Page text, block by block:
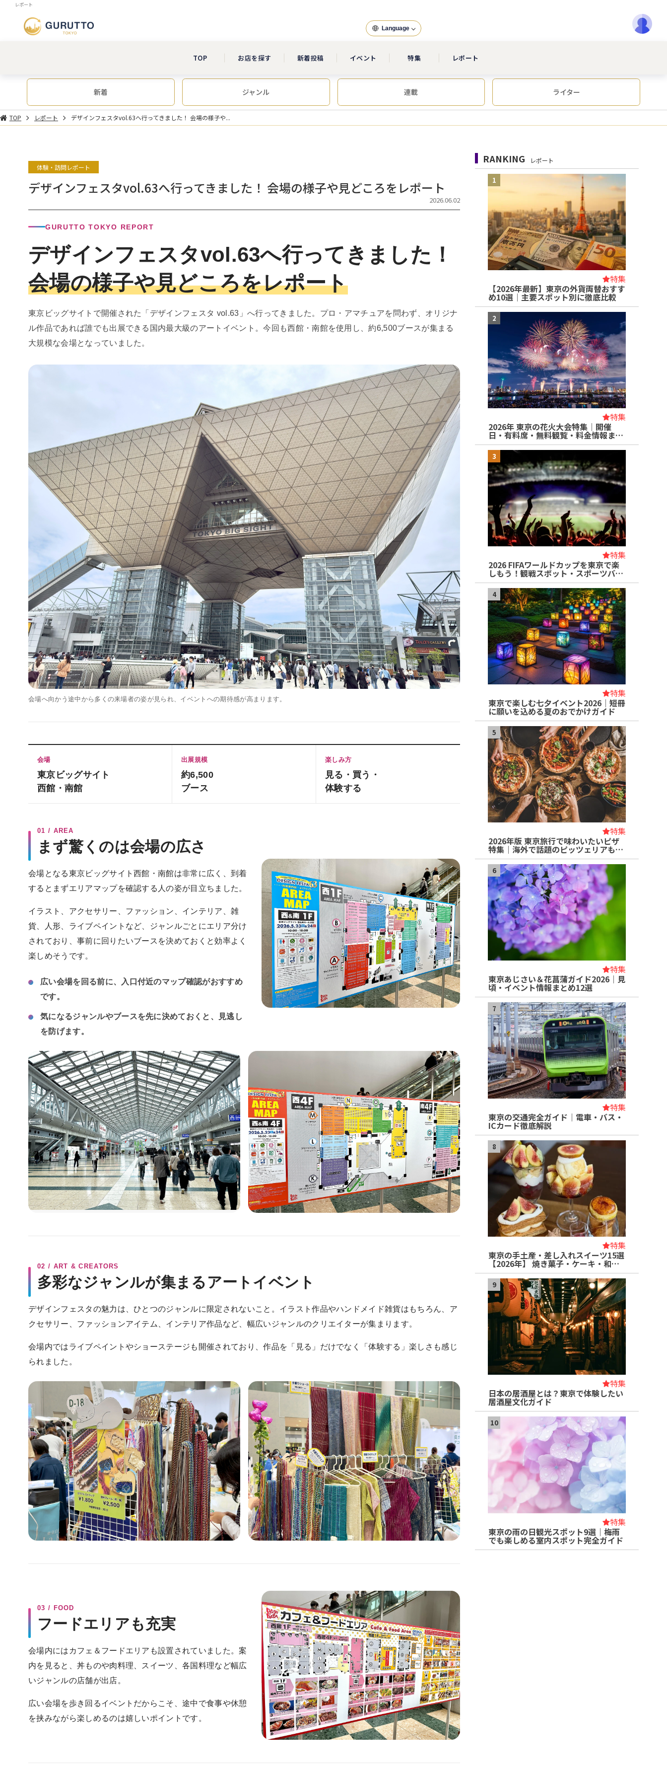
レポート
Language
TOP お店を探す 新着投稿 イベント 特集 レポート
新着 ジャンル 連載 ライター
TOP レポート デザインフェスタvol.63へ行ってきました！ 会場の様子や...
体験・訪問レポート
デザインフェスタvol.63へ行ってきました！ 会場の様子や見どころをレポート
2026.06.02
GURUTTO TOKYO REPORT
デザインフェスタvol.63へ行ってきました！
会場の様子や見どころをレポート
東京ビッグサイトで開催された「デザインフェスタ vol.63」へ行ってきました。プロ・アマチュアを問わず、オリジナ
ル作品であれば誰でも出展できる国内最大級のアートイベント。今回も西館・南館を使用し、約6,500ブースが集まる
大規模な会場となっていました。
会場へ向かう途中から多くの来場者の姿が見られ、イベントへの期待感が高まります。
会場
東京ビッグサイト
西館・南館
出展規模
約6,500
ブース
楽しみ方
見る・買う・
体験する
01 / AREA
まず驚くのは会場の広さ
会場となる東京ビッグサイト西館・南館は非常に広く、到着
するとまずエリアマップを確認する人の姿が目立ちました。
イラスト、アクセサリー、ファッション、インテリア、雑
貨、人形、ライブペイントなど、ジャンルごとにエリア分け
されており、事前に回りたいブースを決めておくと効率よく
楽しめそうです。
広い会場を回る前に、入口付近のマップ確認がおすすめ
です。
気になるジャンルやブースを先に決めておくと、見逃し
を防げます。
02 / ART & CREATORS
多彩なジャンルが集まるアートイベント
デザインフェスタの魅力は、ひとつのジャンルに限定されないこと。イラスト作品やハンドメイド雑貨はもちろん、ア
クセサリー、ファッションアイテム、インテリア作品など、幅広いジャンルのクリエイターが集まります。
会場内ではライブペイントやショーステージも開催されており、作品を「見る」だけでなく「体験する」楽しさも感じ
られました。
03 / FOOD
フードエリアも充実
会場内にはカフェ＆フードエリアも設置されていました。案
内を見ると、丼ものや肉料理、スイーツ、各国料理など幅広
いジャンルの店舗が出店。
広い会場を歩き回るイベントだからこそ、途中で食事や休憩
を挟みながら楽しめるのは嬉しいポイントです。
RANKING レポート
1
特集
【2026年最新】東京の外貨両替おすす
め10選｜主要スポット別に徹底比較
2
特集
2026年 東京の花火大会特集｜開催
日・有料席・無料観覧・料金情報ま…
3
特集
2026 FIFAワールドカップを東京で楽
しもう！観戦スポット・スポーツバ…
4
特集
東京で楽しむ七夕イベント2026｜短冊
に願いを込める夏のおでかけガイド
5
特集
2026年版 東京旅行で味わいたいピザ
特集｜海外で話題のピッツェリアも…
6
特集
東京あじさい＆花菖蒲ガイド2026｜見
頃・イベント情報まとめ12選
7
特集
東京の交通完全ガイド｜電車・バス・
ICカード徹底解説
8
特集
東京の手土産・差し入れスイーツ15選
【2026年】 焼き菓子・ケーキ・和…
9
特集
日本の居酒屋とは？東京で体験したい
居酒屋文化ガイド
10
特集
東京の雨の日観光スポット9選｜梅雨
でも楽しめる室内スポット完全ガイド